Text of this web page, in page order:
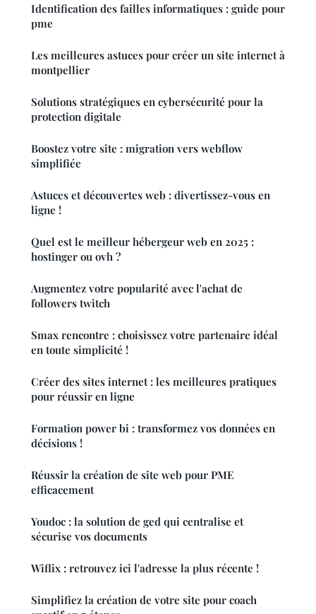
Identification des failles informatiques : guide pour
pme
Les meilleures astuces pour créer un site internet à
montpellier
Solutions stratégiques en cybersécurité pour la
protection digitale
Boostez votre site : migration vers webflow
simplifiée
Astuces et découvertes web : divertissez-vous en
ligne !
Quel est le meilleur hébergeur web en 2025 :
hostinger ou ovh ?
Augmentez votre popularité avec l'achat de
followers twitch
Smax rencontre : choisissez votre partenaire idéal
en toute simplicité !
Créer des sites internet : les meilleures pratiques
pour réussir en ligne
Formation power bi : transformez vos données en
décisions !
Réussir la création de site web pour PME
efficacement
Youdoc : la solution de ged qui centralise et
sécurise vos documents
Wiflix : retrouvez ici l'adresse la plus récente !
Simplifiez la création de votre site pour coach